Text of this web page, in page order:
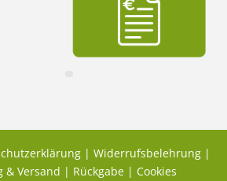
| Widerrufsbelehrung |
& Versand | Rückgabe | Cookies